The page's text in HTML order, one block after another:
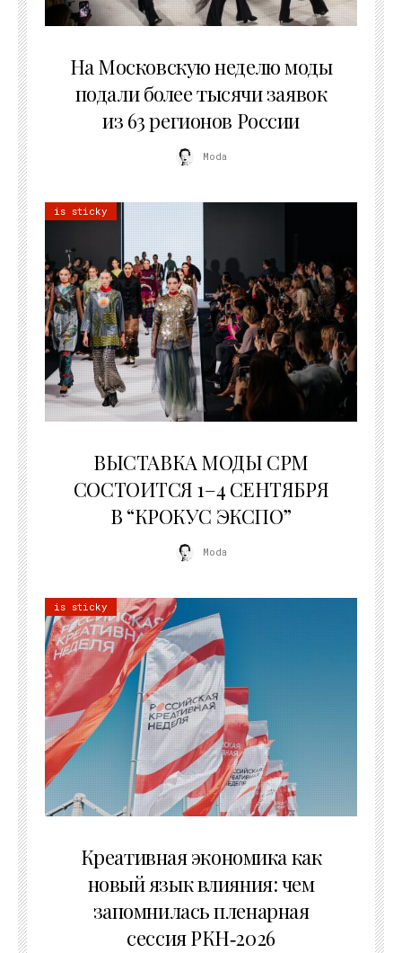
На Московскую неделю моды
подали более тысячи заявок
из 63 регионов России
Moda
is sticky
ВЫСТАВКА МОДЫ CPM
СОСТОИТСЯ 1–4 СЕНТЯБРЯ
В “КРОКУС ЭКСПО”
Moda
is sticky
Креативная экономика как
новый язык влияния: чем
запомнилась пленарная
сессия РКН‑2026